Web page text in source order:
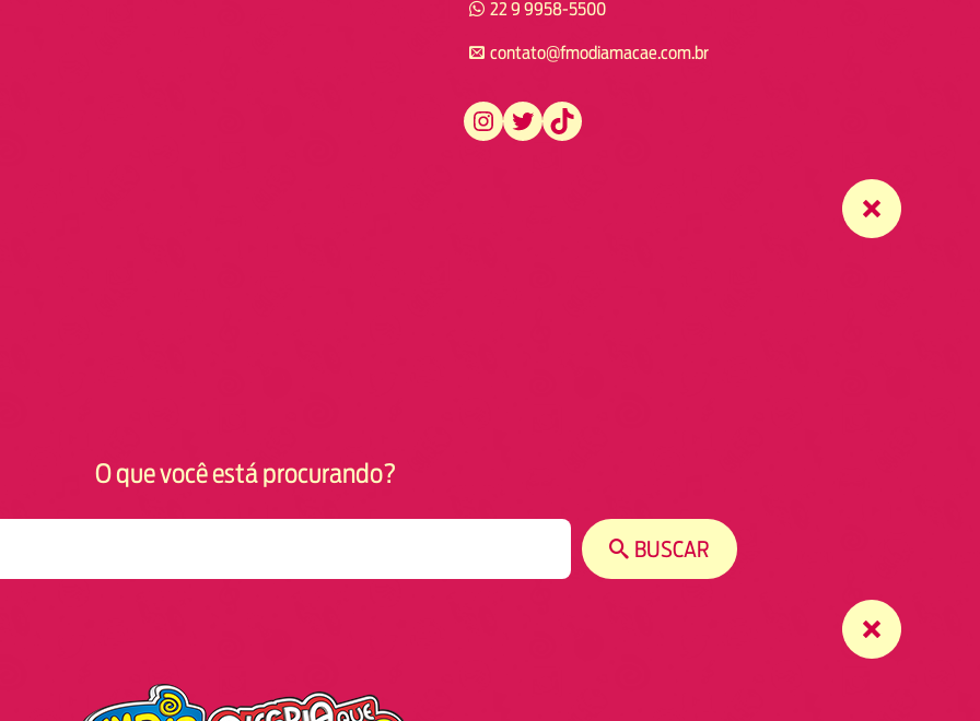
22 9 9958-5500
contato@fmodiamacae.com.br
https://www.instagram.com/fmodia.macae/ https://twitter.com/fmodia.macae/ https://www.tiktok.com/@fmodia.macae
O que você está procurando?
BUSCAR